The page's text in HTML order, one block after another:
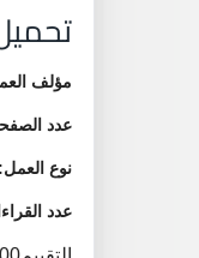
مؤلف
عدد
نوع العمل:
عدد